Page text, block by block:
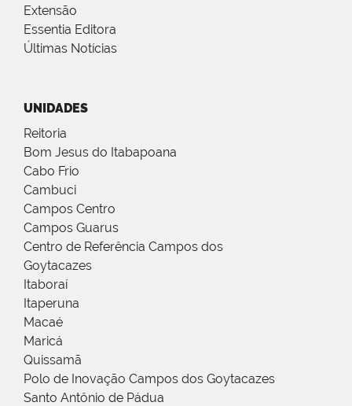
Extensão
Essentia Editora
Últimas Notícias
UNIDADES
Reitoria
Bom Jesus do Itabapoana
Cabo Frio
Cambuci
Campos Centro
Campos Guarus
Centro de Referência Campos dos
Goytacazes
Itaboraí
Itaperuna
Macaé
Maricá
Quissamã
Polo de Inovação Campos dos Goytacazes
Santo Antônio de Pádua